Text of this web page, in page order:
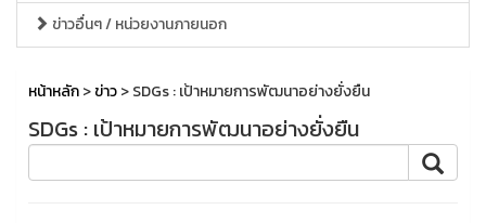
ข่าวอื่นๆ / หน่วยงานภายนอก
หน้าหลัก>ข่าว> SDGs : เป้าหมายการพัฒนาอย่างยั่งยืน
SDGs : เป้าหมายการพัฒนาอย่างยั่งยืน